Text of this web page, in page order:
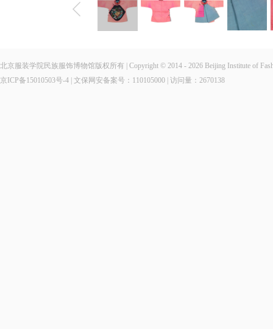
北京服装学院民族服饰博物馆版权所有 | Copyright © 2014 - 2026 Beijing Institute of
京ICP备15010503号-4 | 文保网安备案号：110105000 | 访问量： 2670138